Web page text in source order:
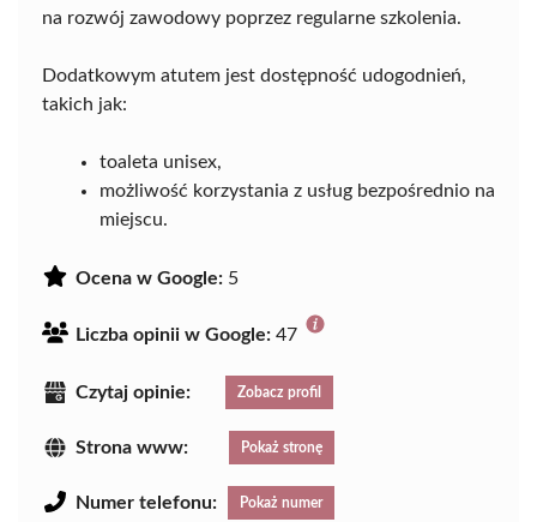
na rozwój zawodowy poprzez regularne szkolenia.
Dodatkowym atutem jest dostępność udogodnień,
takich jak:
toaleta unisex,
możliwość korzystania z usług bezpośrednio na
miejscu.
Ocena w Google: 5
Liczba opinii w Google: 47
Czytaj opinie: Zobacz profil
Strona www: Pokaż stronę
Numer telefonu: Pokaż numer